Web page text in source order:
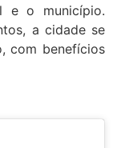
e o município.
a cidade se
com benefícios